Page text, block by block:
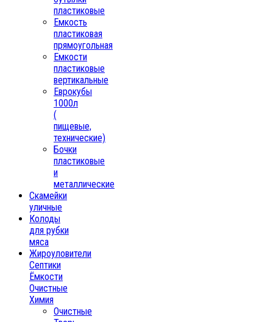
пластиковые
Емкость
пластиковая
прямоугольная
Емкости
пластиковые
вертикальные
Еврокубы
1000л
(
пищевые,
технические)
Бочки
пластиковые
и
металлические
Скамейки
уличные
Колоды
для рубки
мяса
Жироуловители
Септики
Ёмкости
Очистные
Химия
Очистные